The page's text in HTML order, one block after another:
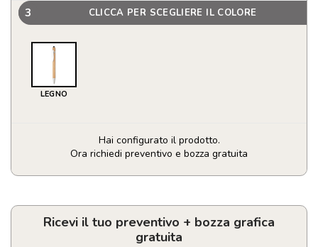
3 CLICCA PER SCEGLIERE IL COLORE
LEGNO
Hai configurato il prodotto.
Ora richiedi preventivo e bozza gratuita
Penna
touch
screenRicevi il tuo preventivo + bozza grafica
gratuita